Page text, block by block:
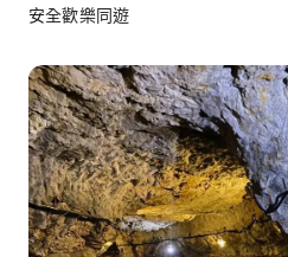
安全歡樂同遊